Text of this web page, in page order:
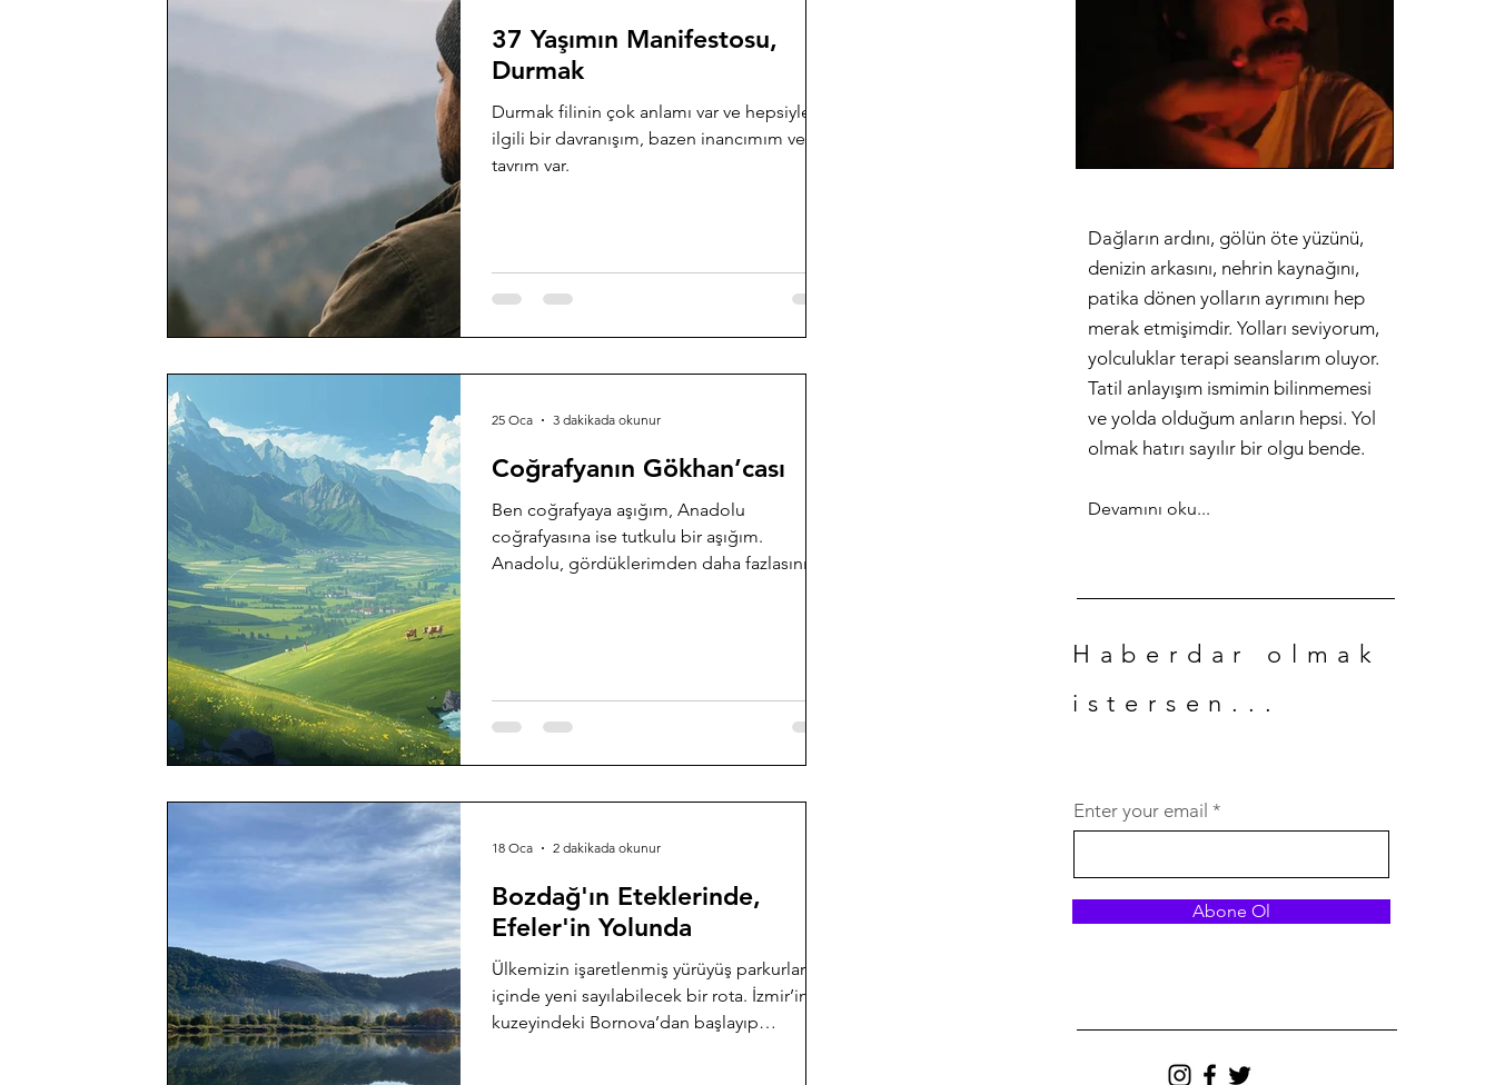
37 Yaşımın Manifestosu,
Durmak
Durmak filinin çok anlamı var ve hepsiyle
ilgili bir davranışım, bazen inancımım veya
tavrım var.
Coğrafyanın Gökhan’cası
Ben coğrafyaya aşığım, Anadolu
coğrafyasına ise tutkulu bir aşığım.
Anadolu, gördüklerimden daha fazlasını
25 Oca 3 dakikada okunur
Bozdağ'ın Eteklerinde,
Efeler'in Yolunda
Ülkemizin işaretlenmiş yürüyüş parkurları
içinde yeni sayılabilecek bir rota. İzmir’in
kuzeyindeki Bornova’dan başlayıp
18 Oca 2 dakikada okunur
Dağların ardını, gölün öte yüzünü,
denizin arkasını, nehrin kaynağını,
patika dönen yolların ayrımını hep
merak etmişimdir. Yolları seviyorum,
yolculuklar terapi seanslarım oluyor.
Tatil anlayışım ismimin bilinmemesi
ve yolda olduğum anların hepsi. Yol
olmak hatırı sayılır bir olgu bende.
Devamını oku...
Haberdar olmak
istersen...
Enter your email
Abone Ol